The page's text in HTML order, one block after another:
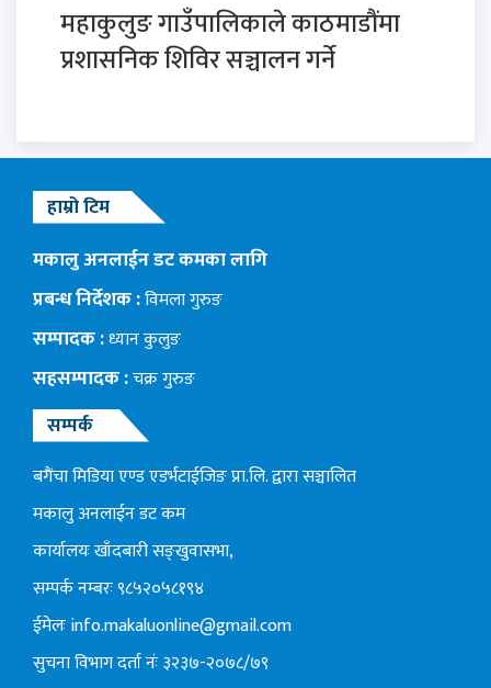
महाकुलुङ गाउँपालिकाले काठमाडौंमा
प्रशासनिक शिविर सञ्चालन गर्ने
हाम्रो टिम
मकालु अनलाईन डट कमका लागि
प्रबन्ध निर्देशक :विमला गुरुङ
सम्पादक :ध्यान कुलुङ
सहसम्पादक :चक्र गुरुङ
सम्पर्क
बगैंचा मिडिया एण्ड एडर्भटाईजिङ प्रा.लि. द्वारा सञ्चालित
मकालु अनलाईन डट कम
कार्यालयः खाँदबारी सङ्खुवासभा,
सम्पर्क नम्बरः ९८५२०५८१९४
ईमेलःinfo.makaluonline@gmail.com
सुचना विभाग दर्ता नंः ३२३७-२०७८/७९